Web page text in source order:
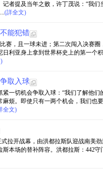
者提及当年之败，许丁茂说：“我
(詳全文)
能犯错
，且一球未进；第二次闯入决赛圈
利亚身上拿到世界杯史上的第一个
取入球
一切机会争取入球：“我们了解他
烦。即使只有一两个机会，我们也
全文)
拉开战幕，由洪都拉斯队迎战南美
本场的替补阵容。洪都拉斯：442守